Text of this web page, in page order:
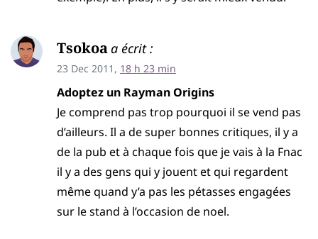
Tsokoaa écrit :
23 Dec 2011, 18 h 23 min
Adoptez un Rayman Origins
Je comprend pas trop pourquoi il se vend pas
d’ailleurs. Il a de super bonnes critiques, il y a
de la pub et à chaque fois que je vais à la Fnac
il y a des gens qui y jouent et qui regardent
même quand y’a pas les pétasses engagées
sur le stand à l’occasion de noel.